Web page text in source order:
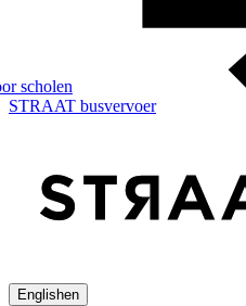
scholen
STRAAT busvervoer
Englishen